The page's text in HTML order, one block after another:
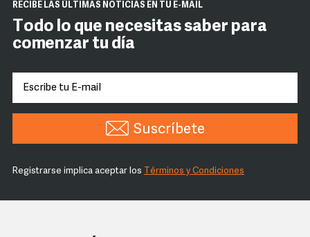
RECIBE LAS ÚLTIMAS NOTICIAS EN TU E-MAIL
Todo lo que necesitas saber para
comenzar tu día
Suscríbete
Registrarse implica aceptar los Términos y Condiciones